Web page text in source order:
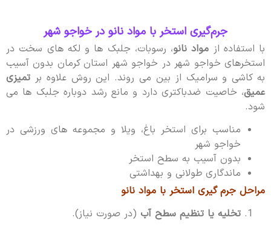
جرم‌گیری استخر با مواد نانو در خواجو شهر
با استفاده از مواد نانو، رسوبات، جلبک ها و لکه های سخت در
استخرهای خواجو شهر در خواجو شهر استان کرمان بدون آسیب
به کاشی و سرامیک از بین می روند. این روش علاوه بر تمیزی
عمیق، خاصیت ضدباکتری دارد و مانع رشد دوباره جلبک ها می
شود.
مناسب برای استخر باغ، ویلا و مجموعه های ورزشی در
خواجو شهر
بدون آسیب به سطح استخر
ماندگاری طولانی و بهداشتی
مراحل جرم گیری استخر با مواد نانو
تخلیه یا تنظیم سطح آب(در صورت نیاز).